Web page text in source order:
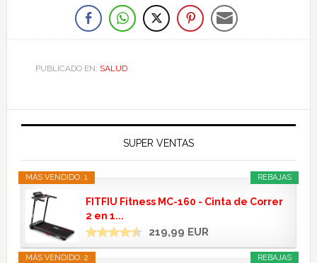
PUBLICADO EN: SALUD
SUPER VENTAS
REBAJAS
MÁS VENDIDO. 1
FITFIU Fitness MC-160 - Cinta de Correr
2 en 1...
219,99 EUR
REBAJAS
MÁS VENDIDO. 2